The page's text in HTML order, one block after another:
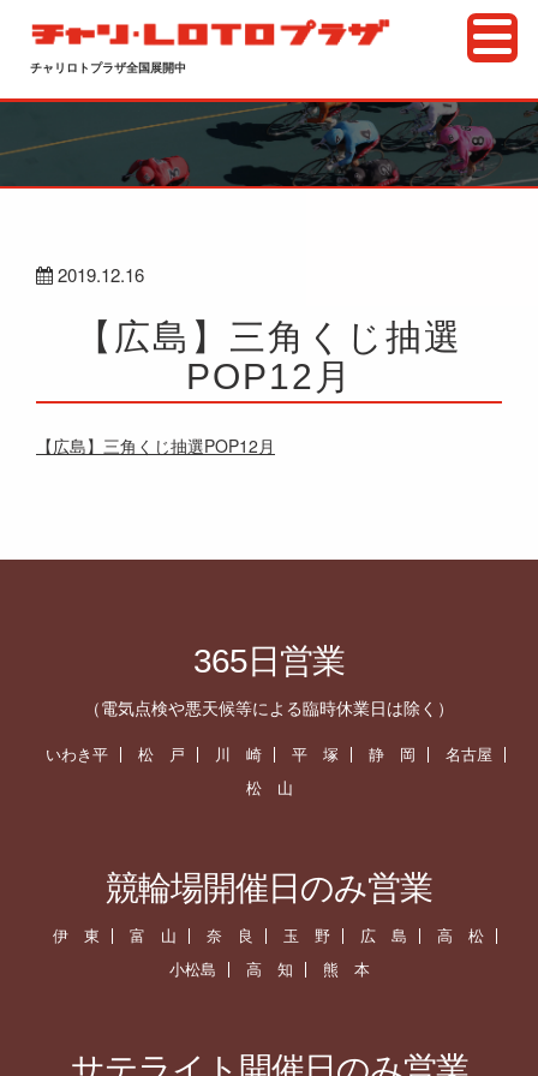
チャリロトプラザ全国展開中
2019.12.16
【広島】三角くじ抽選
POP12月
【広島】三角くじ抽選POP12月
365日営業
（電気点検や悪天候等による臨時休業日は除く）
いわき平 松 戸 川 崎 平 塚 静 岡
名古屋
松 山
競輪場開催日のみ営業
伊 東 富 山 奈 良 玉 野 広 島
高 松
小松島
高 知 熊 本